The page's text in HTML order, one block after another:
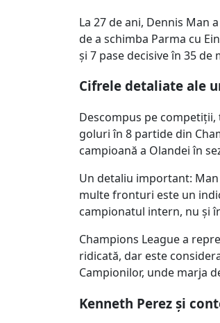
La 27 de ani, Dennis Man
de a schimba Parma cu
și 7 pase decisive în 35
Cifrele detaliate ale
Descompus pe competiții,
goluri în 8 partide din
campioană a Olandei în
Un detaliu important:
multe fronturi este un
campionatul intern, nu și
Champions League a
ridicată, dar este
Campionilor, unde marja
Kenneth Perez și